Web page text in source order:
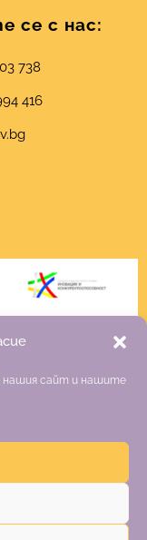
нашия сайт и нашите
се с нас:
738
416